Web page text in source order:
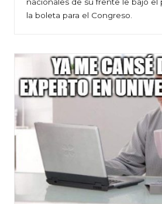
la boleta para el Congreso.